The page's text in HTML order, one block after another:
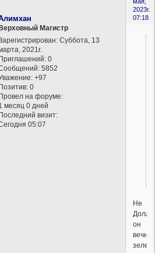
2023г.
07:18
Магистр
: Суббота, 13
2021г.
0
5852
+97
0
на форуме:
месяц 0 дней
визит:
05:07
Не
он
вечно